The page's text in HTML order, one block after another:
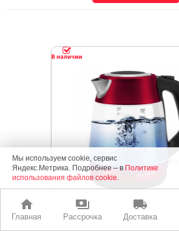
home
Главная
payments
Рассрочка
local_shipping
Доставка
Мы используем cookie, сервис
Яндекс.Метрика. Подробнее – в Политике
использования файлов cookie.